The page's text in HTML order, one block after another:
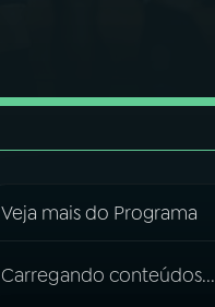
Veja mais do Programa
Carregando conteúdos...